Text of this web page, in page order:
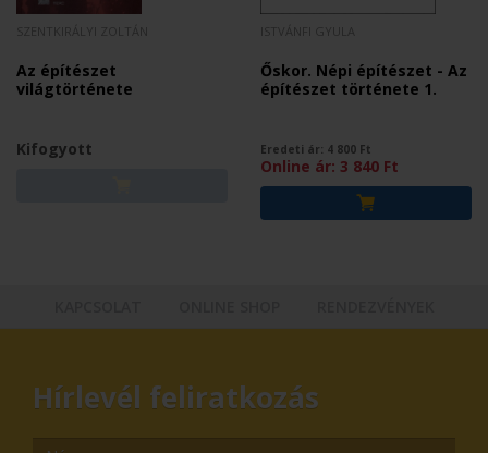
Az építészet
világtörténete
Kifogyott
Őskor. Népi építészet - Az
építészet története 1.
Eredeti ár: 4 800 Ft
Online ár: 3 840 Ft
Hírlevél feliratkozás